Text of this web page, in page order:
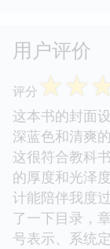
用户评价
评分 ☆☆
这本书的封面
深蓝色和清爽
这很符合教科
的厚度和光泽
计能陪伴我度
了一下目录，
号表示、系统